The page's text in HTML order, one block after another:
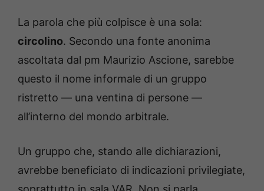
La parola che più colpisce è una sola:
circolino. Secondo una fonte anonima
ascoltata dal pm Maurizio Ascione, sarebbe
questo il nome informale di un gruppo
ristretto — una ventina di persone —
all’interno del mondo arbitrale.
Un gruppo che, stando alle dichiarazioni,
avrebbe beneficiato di indicazioni privilegiate,